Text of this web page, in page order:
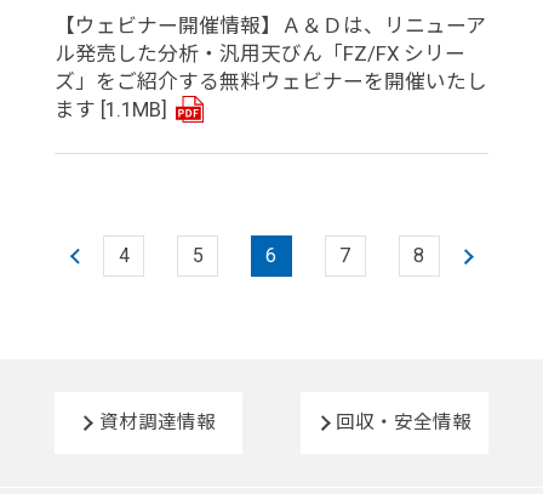
【ウェビナー開催情報】Ａ＆Ｄは、リニューア
ル発売した分析・汎用天びん「FZ/FX シリー
ズ」をご紹介する無料ウェビナーを開催いたし
ます [1.1MB]
4 5 6 7 8
資材調達情報 回収・安全情報